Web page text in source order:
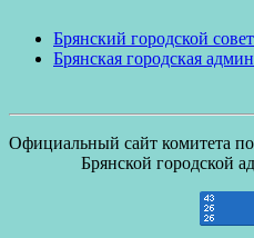
Брянский городской
Брянская городская
Официальный сайт комитета
Брянской городской